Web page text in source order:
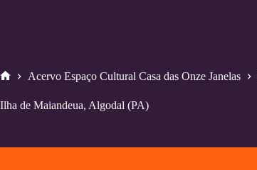
Acervo Espaço Cultural Casa das Onze Janelas
Ilha de Maiandeua, Algodal (PA)